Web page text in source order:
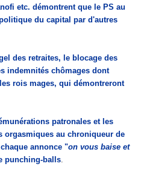
etc. démontrent que le PS au
du capital par d'autres
des retraites, le blocage des
indemnités chômages dont
rois mages, qui démontreront
patronales et les
orgasmiques au chroniqueur de
annonce "on vous baise et
punching-balls.